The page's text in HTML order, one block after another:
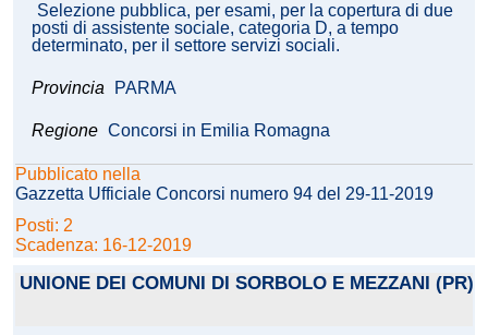
Selezione pubblica, per esami, per la copertura di due
posti di assistente sociale, categoria D, a tempo
determinato, per il settore servizi sociali.
Provincia PARMA
Regione Concorsi in Emilia Romagna
Pubblicato nella
Gazzetta Ufficiale Concorsi numero 94 del 29-11-2019
Posti: 2
Scadenza: 16-12-2019
UNIONE DEI COMUNI DI SORBOLO E MEZZANI (PR)